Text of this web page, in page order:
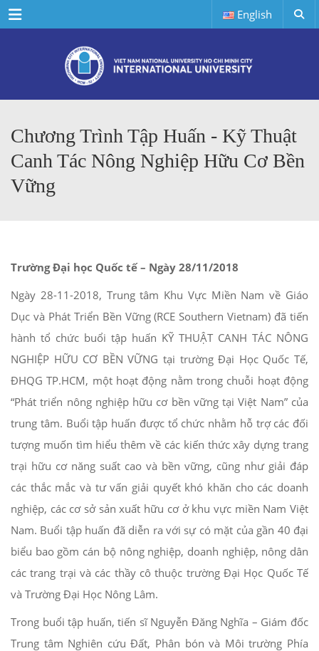
Menu English
Chương Trình Tập Huấn - Kỹ Thuật
Canh Tác Nông Nghiệp Hữu Cơ Bền
Vững
Trường Đại học Quốc tế – Ngày 28/11/2018
Ngày 28-11-2018, Trung tâm Khu Vực Miền Nam về Giáo
Dục và Phát Triển Bền Vững (RCE Southern Vietnam) đã tiến
hành tổ chức buổi tập huấn KỸ THUẬT CANH TÁC NÔNG
NGHIỆP HỮU CƠ BỀN VỮNG tại trường Đại Học Quốc Tế,
ĐHQG TP.HCM, một hoạt động nằm trong chuỗi hoạt động
“Phát triển nông nghiệp hữu cơ bền vững tại Việt Nam” của
trung tâm. Buổi tập huấn được tổ chức nhằm hỗ trợ các đối
tượng muốn tìm hiểu thêm về các kiến thức xây dựng trang
trại hữu cơ năng suất cao và bền vững, cũng như giải đáp
các thắc mắc và tư vấn giải quyết khó khăn cho các doanh
nghiệp, các cơ sở sản xuất hữu cơ ở khu vực miền Nam Việt
Nam. Buổi tập huấn đã diễn ra với sự có mặt của gần 40 đại
biểu bao gồm cán bộ nông nghiệp, doanh nghiệp, nông dân
các trang trại và các thầy cô thuộc trường Đại Học Quốc Tế
và Trường Đại Học Nông Lâm.
Trong buổi tập huấn, tiến sĩ Nguyễn Đăng Nghĩa – Giám đốc
Trung tâm Nghiên cứu Đất, Phân bón và Môi trường Phía